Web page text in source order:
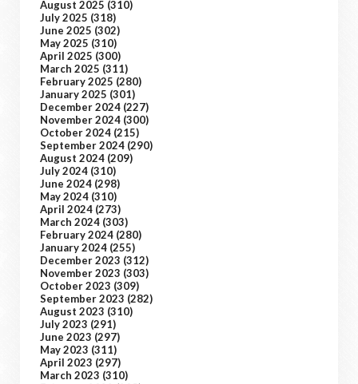
August 2025 (310)
July 2025 (318)
June 2025 (302)
May 2025 (310)
April 2025 (300)
March 2025 (311)
February 2025 (280)
January 2025 (301)
December 2024 (227)
November 2024 (300)
October 2024 (215)
September 2024 (290)
August 2024 (209)
July 2024 (310)
June 2024 (298)
May 2024 (310)
April 2024 (273)
March 2024 (303)
February 2024 (280)
January 2024 (255)
December 2023 (312)
November 2023 (303)
October 2023 (309)
September 2023 (282)
August 2023 (310)
July 2023 (291)
June 2023 (297)
May 2023 (311)
April 2023 (297)
March 2023 (310)